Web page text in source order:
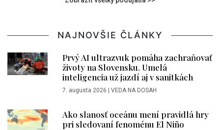
NAJNOVŠIE ČLÁNKY
Prvý AI ultrazvuk pomáha zachraňovať
životy na Slovensku. Umelá
inteligencia už jazdí aj v sanitkách
7. augusta 2026 | VEDA NA DOSAH
Ako slanosť oceánu mení pravidlá hry
pri sledovaní fenoménu El Niño